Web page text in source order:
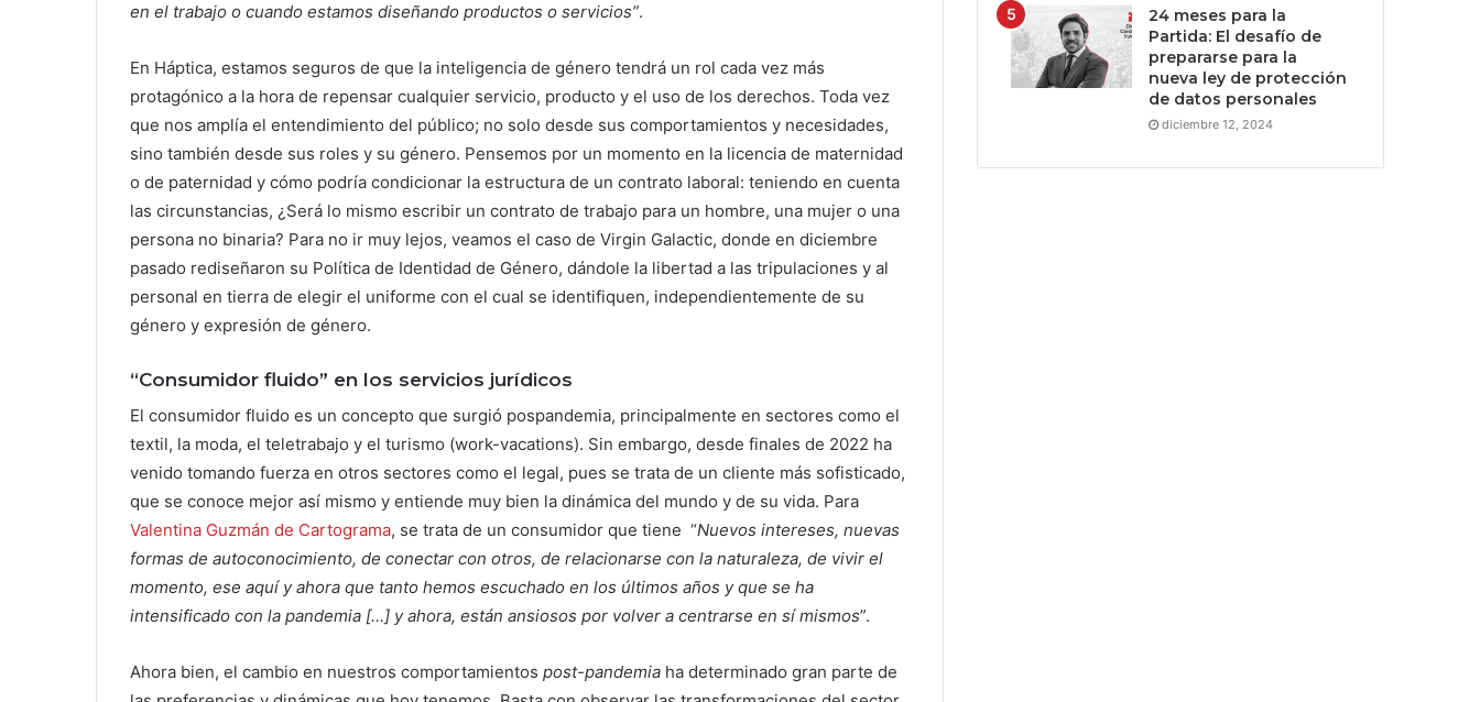
en el trabajo o cuando estamos diseñando productos o servicios”.
En Háptica, estamos seguros de que la inteligencia de género tendrá un rol cada vez más
protagónico a la hora de repensar cualquier servicio, producto y el uso de los derechos. Toda vez
que nos amplía el entendimiento del público; no solo desde sus comportamientos y necesidades,
sino también desde sus roles y su género. Pensemos por un momento en la licencia de maternidad
o de paternidad y cómo podría condicionar la estructura de un contrato laboral: teniendo en cuenta
las circunstancias, ¿Será lo mismo escribir un contrato de trabajo para un hombre, una mujer o una
persona no binaria? Para no ir muy lejos, veamos el caso de Virgin Galactic, donde en diciembre
pasado rediseñaron su Política de Identidad de Género, dándole la libertad a las tripulaciones y al
personal en tierra de elegir el uniforme con el cual se identifiquen, independientemente de su
género y expresión de género.
“Consumidor fluido” en los servicios jurídicos
El consumidor fluido es un concepto que surgió pospandemia, principalmente en sectores como el
textil, la moda, el teletrabajo y el turismo (work-vacations). Sin embargo, desde finales de 2022 ha
venido tomando fuerza en otros sectores como el legal, pues se trata de un cliente más sofisticado,
que se conoce mejor así mismo y entiende muy bien la dinámica del mundo y de su vida. Para
Valentina Guzmán de Cartograma, se trata de un consumidor que tiene “Nuevos intereses, nuevas
formas de autoconocimiento, de conectar con otros, de relacionarse con la naturaleza, de vivir el
momento, ese aquí y ahora que tanto hemos escuchado en los últimos años y que se ha
intensificado con la pandemia […] y ahora, están ansiosos por volver a centrarse en sí mismos”.
Ahora bien, el cambio en nuestros comportamientos post-pandemia ha determinado gran parte de
24 meses para la
Partida: El desafío de
prepararse para la
nueva ley de protección
de datos personales
diciembre 12, 2024